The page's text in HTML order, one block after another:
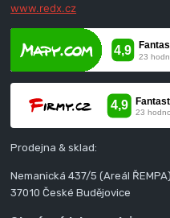
www.redx.cz
Prodejna & sklad:
Nemanická 437/5 (Areál ŘEMPA)
37010 České Budějovice